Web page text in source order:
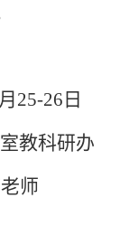
25-26日
室教科研办
老师